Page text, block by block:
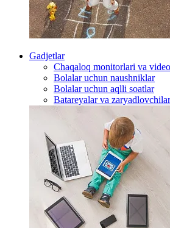
Gadjetlar
Chaqaloq monitorlari va
Bolalar uchun naushniklar
Bolalar uchun aqlli soatlar
Batareyalar va zaryadlovchilar